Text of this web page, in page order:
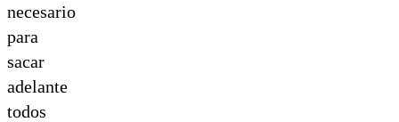
necesario
para
sacar
adelante
todos